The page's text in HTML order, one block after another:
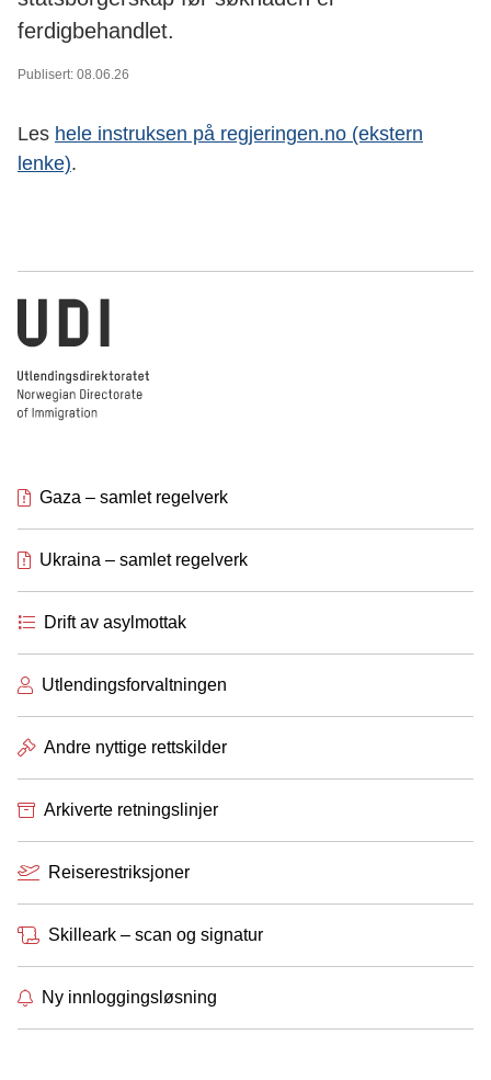
ferdigbehandlet.
Publisert: 08.06.26
Les hele instruksen på regjeringen.no (ekstern
lenke).
Utlendingsdirektoratet
Gaza – samlet regelverk
Ukraina – samlet regelverk
Drift av asylmottak
Utlendingsforvaltningen
Andre nyttige rettskilder
Arkiverte retningslinjer
Reiserestriksjoner
Skilleark – scan og signatur
Ny innloggingsløsning